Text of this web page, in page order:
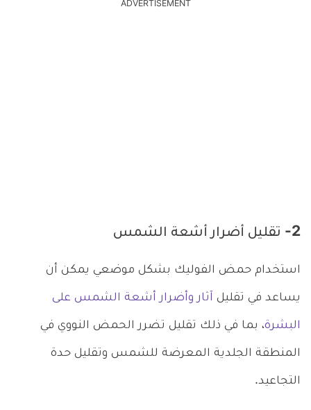
ADVERTISEMENT
2- تقليل أضرار أشعة الشمس
استخدام حمض الفوليك بشكل موضعي يمكن أن
يساعد في تقليل آثار وأضرار أشعة الشمس على
البشرة، بما في ذلك تقليل تضرر الحمض النووي في
المنطقة الجلدية المعرضة للشمس وتقليل حدة
التجاعيد.